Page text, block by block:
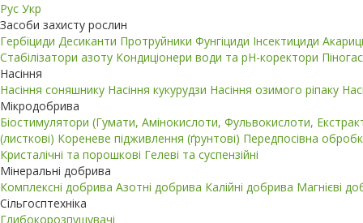
Рус Укр
Засоби захисту рослин
Гербіциди Десиканти Протруйники Фунгіциди Інсектициди
Стабілізатори азоту Кондиціонери води та pH-коректори
Насіння
Насіння соняшнику Насіння кукурудзи Насіння озимого ріпаку
Мікродобрива
Біостимулятори (Гумати, Амінокислоти, Фульвокислоти,
(листкові) Кореневе підживлення (ґрунтові) Передпосівна
Кристалічні та порошкові Гелеві та суспензійні
Мінеральні добрива
Комплексні добрива Азотні добрива Калійні добрива Магнієві
Сільгосптехніка
Глибокорозпушувачі